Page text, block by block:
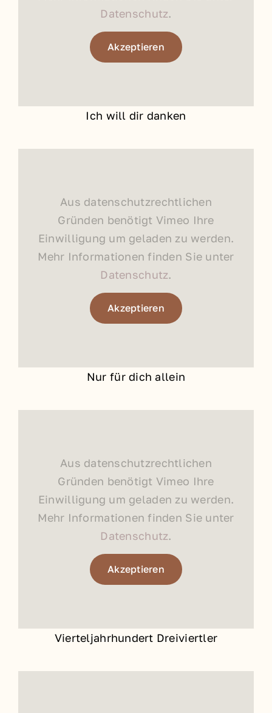
Datenschutz.
Akzeptieren
Ich will dir danken
Aus datenschutzrechtlichen
Gründen benötigt Vimeo Ihre
Einwilligung um geladen zu werden.
Mehr Informationen finden Sie unter
Datenschutz.
Akzeptieren
Nur für dich allein
Aus datenschutzrechtlichen
Gründen benötigt Vimeo Ihre
Einwilligung um geladen zu werden.
Mehr Informationen finden Sie unter
Datenschutz.
Akzeptieren
Vierteljahrhundert Dreiviertler